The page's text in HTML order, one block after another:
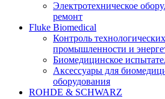
Электротехническое
ремонт
Fluke Biomedical
Контроль
промышленности и
Биомедицинское
Аксессуары для
оборудования
ROHDE & SCHWARZ